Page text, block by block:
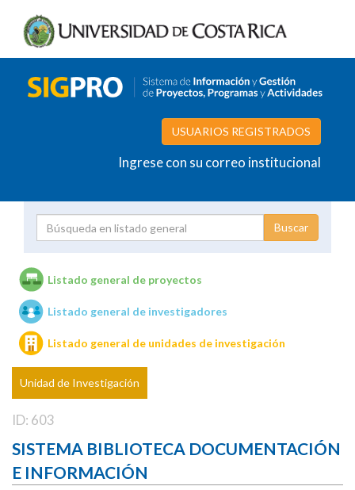
USUARIOS REGISTRADOS
Ingrese con su correo institucional
Unidades de investigación
Listado general de proyectos
Listado general de investigadores
Listado general de unidades de investigación
Unidad de Investigación
ID: 603
SISTEMA BIBLIOTECA DOCUMENTACIÓN
E INFORMACIÓN